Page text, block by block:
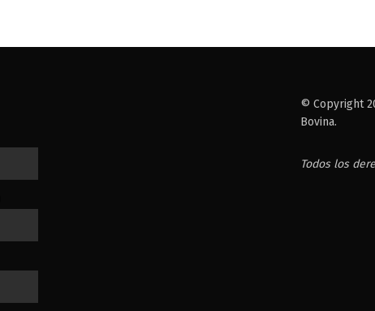
© Copyright
Bovina.
Todos los